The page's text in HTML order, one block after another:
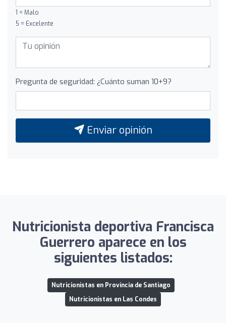
1 = Malo
5 = Excelente
Pregunta de seguridad: ¿Cuánto suman 10+9?
Enviar opinión
Nutricionista deportiva Francisca
Guerrero aparece en los
siguientes listados:
Nutricionistas en Provincia de Santiago
Nutricionistas en Las Condes